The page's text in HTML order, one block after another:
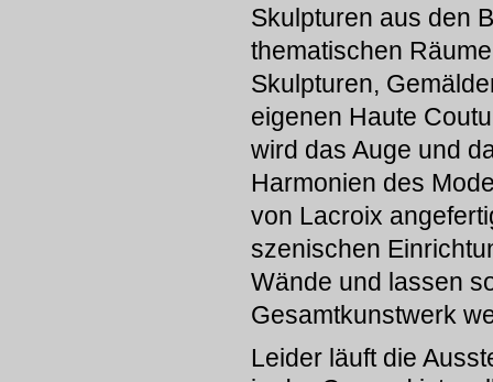
Skulpturen aus den
thematischen
Skulpturen,
eigenen Haute
wird das Auge und
Harmonien des
von Lacroix
szenischen
Wände und lassen
Gesamtkunstwerk
Leider läuft die